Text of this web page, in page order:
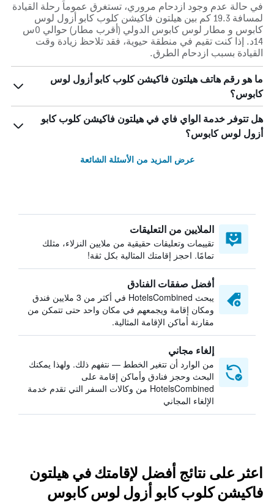
في حالة عدم وجود ازدحام مروري، تستغرق عموماً رحلة القيادة
لمسافة 19.3 كم بين هيلتون فاكيشن كلوب كابو أزول لوس
كابوس و مطار لوس كابوس الدولي (أقرب مطار) حوالي 0س
14د. إذا كنت تقيم في منطقة حيوية، فقد تلاحظ زيادة وقت
القيادة بسبب ازدحام الطرق.
ما هو رقم هاتف هيلتون فاكيشن كلوب كابو أزول لوس
كابوس؟
هل تتوفر خدمة الواي فاي في هيلتون فاكيشن كلوب كابو
أزول لوس كابوس؟
عرض المزيد من الأسئلة الشائعة
الملايين من التعليقات
تقييمات وتعليقات حقيقية من ملايين النزلاء، مثلك
تمامًا. احجز إقامتك المثالية بكل ثقة!
أفضل صفقات الفنادق
يبحث HotelsCombined في أكثر من 3 ملايين فندق
ومكان إقامة ويجمعهم في مكان واحد حتى تتمكن من
مقارنة أماكن الإقامة المثالية.
إلغاء مجاني
من الوارد أن تتغير الخطط — نتفهم ذلك. ولهذا يمكنك
البحث وحجز فنادق وأماكن إقامة على
HotelsCombined من وكالات السفر التي تقدم خدمة
الإلغاء المجاني
اعثر على نتائج أفضل لإقامتك في هيلتون
فاكيشن كلوب كابو أزول لوس كابوس